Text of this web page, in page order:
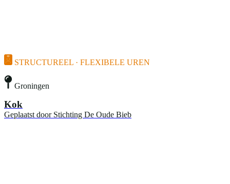
STRUCTUREEL · FLEXIBELE UREN
Groningen
Kok
Geplaatst door Stichting De Oude Bieb